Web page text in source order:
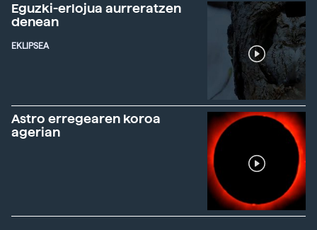
Eguzki-erlojua aurreratzen
denean
EKLIPSEA
Astro erregearen koroa
agerian